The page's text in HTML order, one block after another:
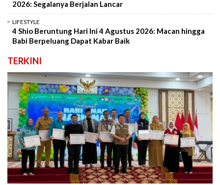
2026: Segalanya Berjalan Lancar
LIFESTYLE
4 Shio Beruntung Hari Ini 4 Agustus 2026: Macan hingga
Babi Berpeluang Dapat Kabar Baik
TERKINI